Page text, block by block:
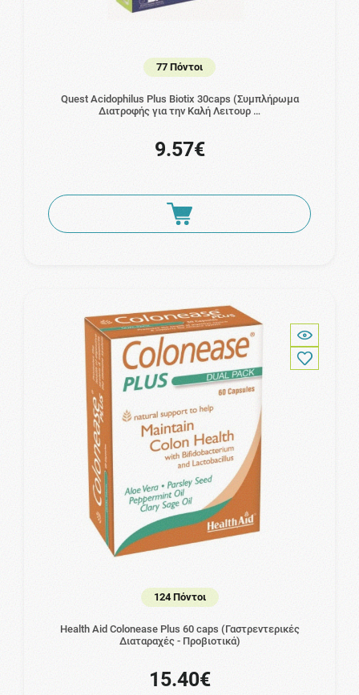
77 Πόντοι
Quest Acidophilus Plus Biotix 30caps (Συμπλήρωμα
Διατροφής για την Καλή Λειτουρ …
9.57€
124 Πόντοι
Health Aid Colonease Plus 60 caps (Γαστρεντερικές
Διαταραχές - Προβιοτικά)
15.40€